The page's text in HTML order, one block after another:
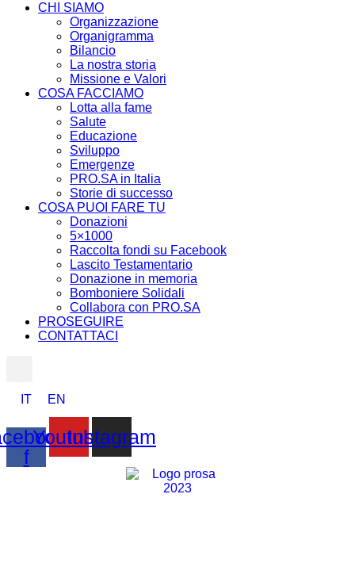
CHI SIAMO
Organizzazione
Organigramma
Bilancio
La nostra storia
Missione e Valori
COSA FACCIAMO
Lotta alla fame
Salute
Educazione
Sviluppo
Emergenze
PRO.SA in Italia
Storie di successo
COSA PUOI FARE TU
Donazioni
5×1000
Raccolta fondi su Facebook
Lascito Testamentario
Donazione in memoria
Bomboniere Solidali
Collabora con PRO.SA
PROSEGUIRE
CONTATTACI
IT EN
f
YoutubeInstagram